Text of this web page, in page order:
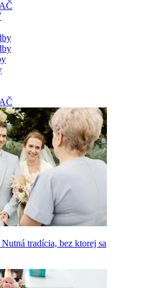
tradícia, bez ktorej sa